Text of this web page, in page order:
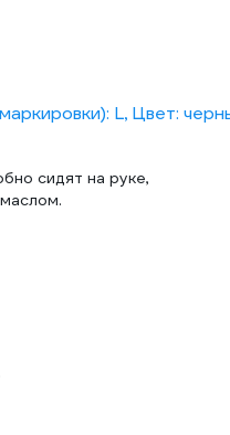
L, Цвет:
сидят на руке,